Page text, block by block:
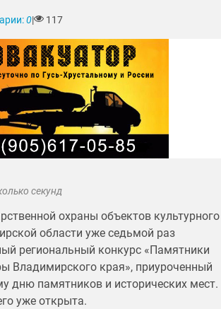
секунд
охраны объектов культурного
области уже седьмой раз
региональный конкурс «Памятники
Владимирского края», приуроченный
дню памятников и исторических мест.
уже открыта.
0| 117